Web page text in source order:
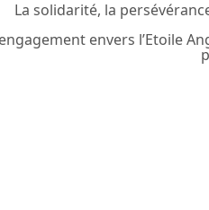
La solidarité, la
envers l’Etoile